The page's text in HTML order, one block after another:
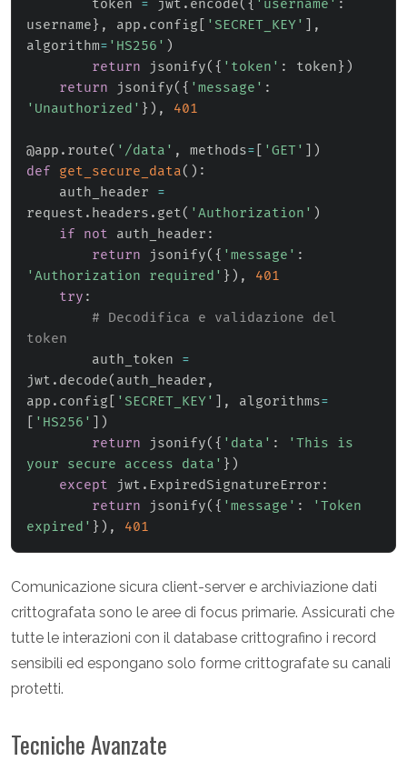
        token
= jwt . encode( { 'username' :
username } , app . config 'SECRET_KEY'
,
algorithm= 'HS256' )
return jsonify( { 'token' : token } )
return jsonify( { 'message' :
'Unauthorized' } ) , 401
@app . route( '/data' , methods= 'GET'
)
def
get_secure_data( ) :
    auth_header
=
request . headers . get( 'Authorization' )
if
not auth_header :
return jsonify( { 'message' :
'Authorization required' } ) ,
401
try :
# Decodifica e validazione del
token
        auth_token
=
jwt . decode( auth_header ,
app . config 'SECRET_KEY' , algorithms=
'HS256'
)
return jsonify( { 'data' :
'This is
your secure access data' } )
except jwt . ExpiredSignatureError :
return jsonify( { 'message' :
'Token
expired' } ) , 401
Comunicazione sicura client-server e archiviazione dati
crittografata sono le aree di focus primarie. Assicurati che
tutte le interazioni con il database crittografino i record
sensibili ed espongano solo forme crittografate su canali
protetti.
Tecniche Avanzate